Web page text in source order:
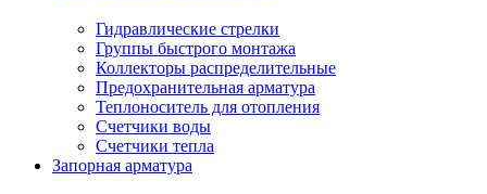
Гидравлические стрелки
Группы быстрого монтажа
Коллекторы распределительные
Предохранительная арматура
Теплоноситель для отопления
Счетчики воды
Счетчики тепла
Запорная арматура